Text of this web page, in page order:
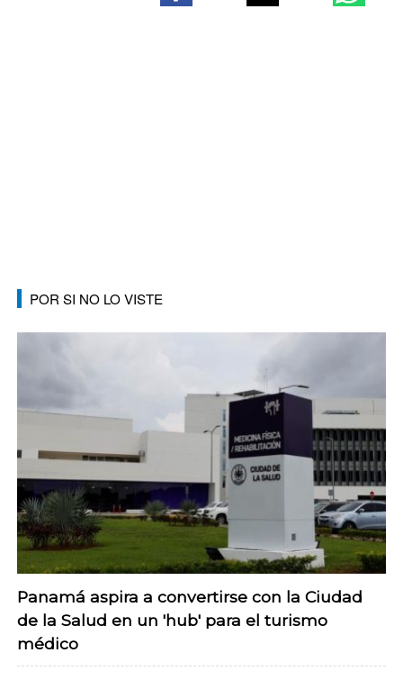
POR SI NO LO VISTE
Panamá aspira a convertirse con la Ciudad
de la Salud en un 'hub' para el turismo
médico